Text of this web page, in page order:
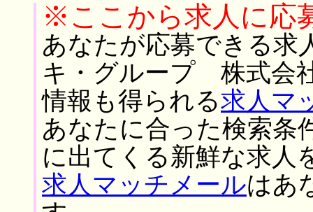
※ここから求人に応
あなたが応募できる求
キ・グループ 株式会
情報も得られる求人マ
あなたに合った検索条
に出てくる新鮮な求人
求人マッチメールはあ